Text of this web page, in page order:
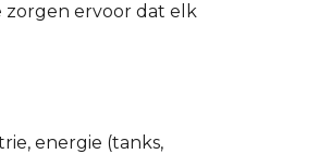
zorgen ervoor dat elk
energie (tanks,